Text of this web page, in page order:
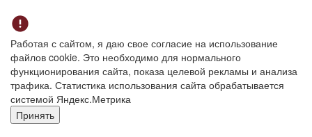
Работая с сайтом, я даю свое согласие на использование
файлов cookie. Это необходимо для нормального
функционирования сайта, показа целевой рекламы и анализа
трафика. Статистика использования сайта обрабатывается
системой Яндекс.Метрика
Принять